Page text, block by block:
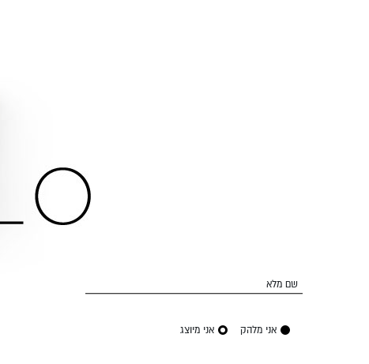
שם מלא
אני מלהק אני מיוצג